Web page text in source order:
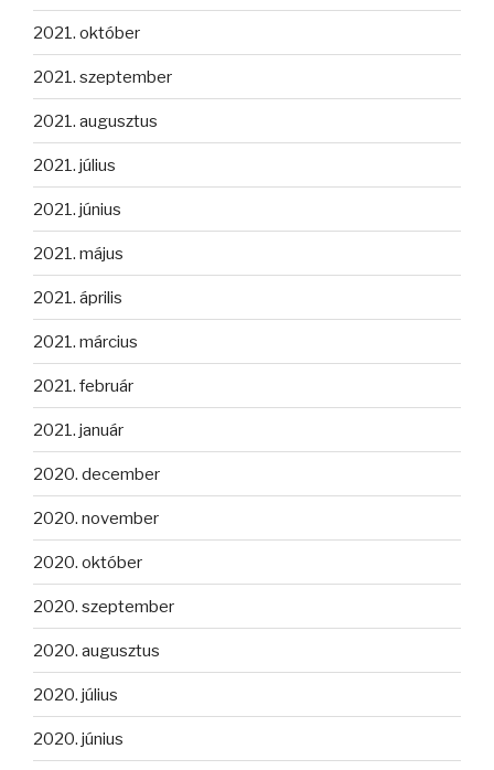
2021. október
2021. szeptember
2021. augusztus
2021. július
2021. június
2021. május
2021. április
2021. március
2021. február
2021. január
2020. december
2020. november
2020. október
2020. szeptember
2020. augusztus
2020. július
2020. június